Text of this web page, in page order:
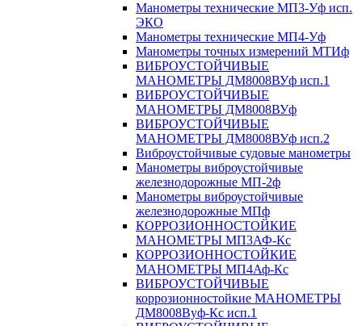
Манометры технические МП3-Уф исп.
ЭКО
Манометры технические МП4-Уф
Манометры точных измерений МТИф
ВИБРОУСТОЙЧИВЫЕ
МАНОМЕТРЫ ДМ8008ВУф исп.1
ВИБРОУСТОЙЧИВЫЕ
МАНОМЕТРЫ ДМ8008ВУф
ВИБРОУСТОЙЧИВЫЕ
МАНОМЕТРЫ ДМ8008ВУф исп.2
Виброустойчивые судовые манометры
Манометры виброустойчивые
железнодорожные МП-2ф
Манометры виброустойчивые
железнодорожные МПф
КОРРОЗИОННОСТОЙКИЕ
МАНОМЕТРЫ МП3АФ-Кс
КОРРОЗИОННОСТОЙКИЕ
МАНОМЕТРЫ МП4Аф-Кс
ВИБРОУСТОЙЧИВЫЕ
коррозионностойкие МАНОМЕТРЫ
ДМ8008Вуф-Кс исп.1